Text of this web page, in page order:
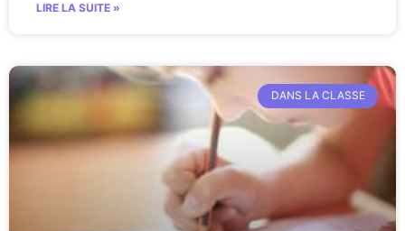
LIRE LA SUITE »
DANS LA CLASSE